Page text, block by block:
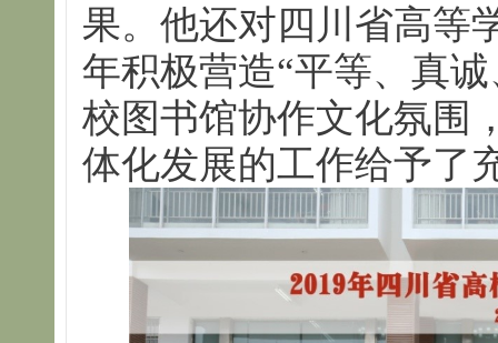
果。他还对四川省高等
年积极营造“平等、真
校图书馆协作文化氛围
体化发展的工作给予了